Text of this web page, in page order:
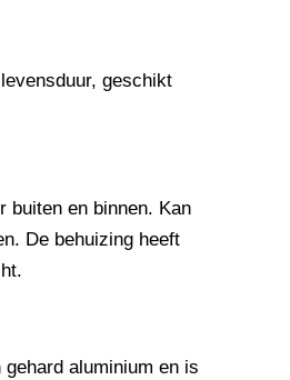
geschikt
buiten en binnen. Kan
De behuizing heeft
gehard aluminium en is